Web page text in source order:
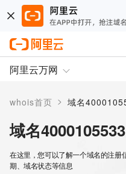
阿里云万网
whois首页 > 域名
域名
在这里，您可以了解一个域名的注册
期、域名状态等信息